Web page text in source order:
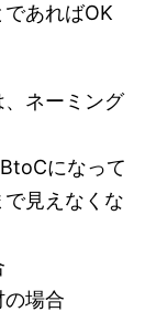
あればOK
、ネーミング
になって
見えなくな
の場合